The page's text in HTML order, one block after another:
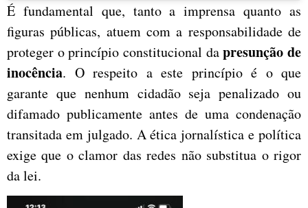
É fundamental que, tanto a imprensa quanto as
figuras públicas, atuem com a responsabilidade de
proteger o princípio constitucional dapresunção de
inocência. O respeito a este princípio é o que
garante que nenhum cidadão seja penalizado ou
difamado publicamente antes de uma condenação
transitada em julgado. A ética jornalística e política
exige que o clamor das redes não substitua o rigor
da lei.